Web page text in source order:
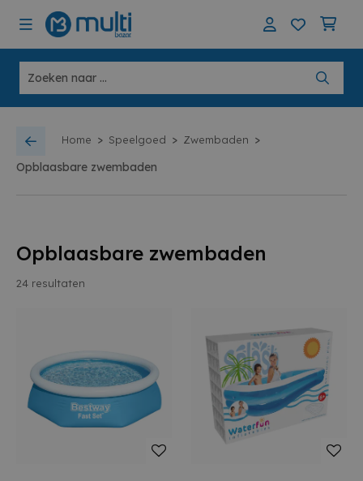
Home > Speelgoed > Zwembaden >
Opblaasbare zwembaden
Opblaasbare zwembaden
24 resultaten